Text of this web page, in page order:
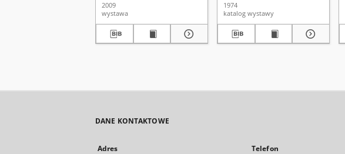
2009
wystawa
1974
katalog wystawy
DANE KONTAKTOWE
Adres Telefon